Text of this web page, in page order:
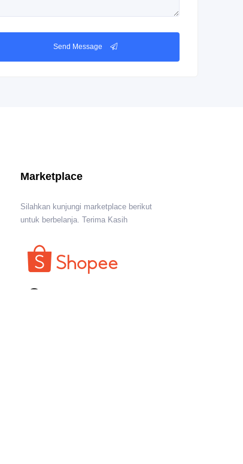
Send Message
Marketplace
Silahkan kunjungi marketplace berikut
untuk berbelanja. Terima Kasih